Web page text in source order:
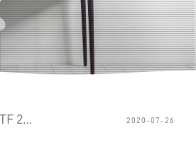
Buuoj [HCTF 2018]WarmUp 1 2020-07-26